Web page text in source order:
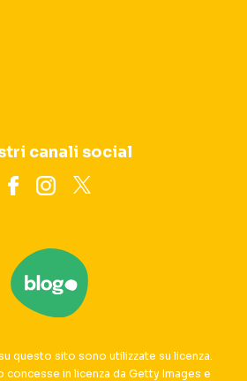
canali social
questo sito sono utilizzate su licenza.
concesse in licenza da Getty Images e